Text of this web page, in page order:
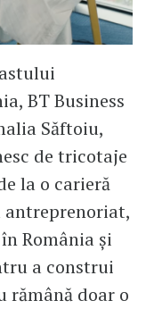
BT Business
Săftoiu,
de tricotaje
la o carieră
România și
a construi
rămână doar o